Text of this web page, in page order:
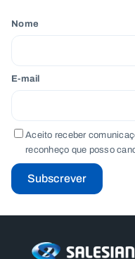
Nome
E-mail
Aceito receber
reconheço que posso
Subscrever